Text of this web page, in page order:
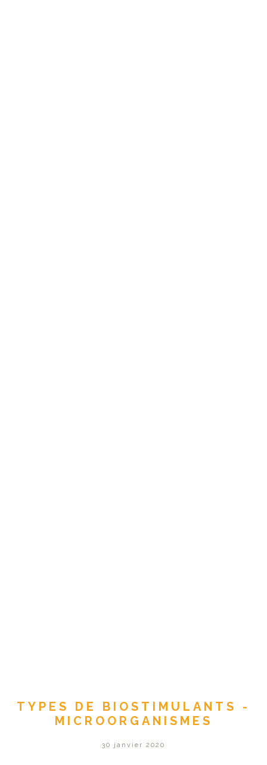
TYPES DE BIOSTIMULANTS -
MICROORGANISMES
30 janvier 2020